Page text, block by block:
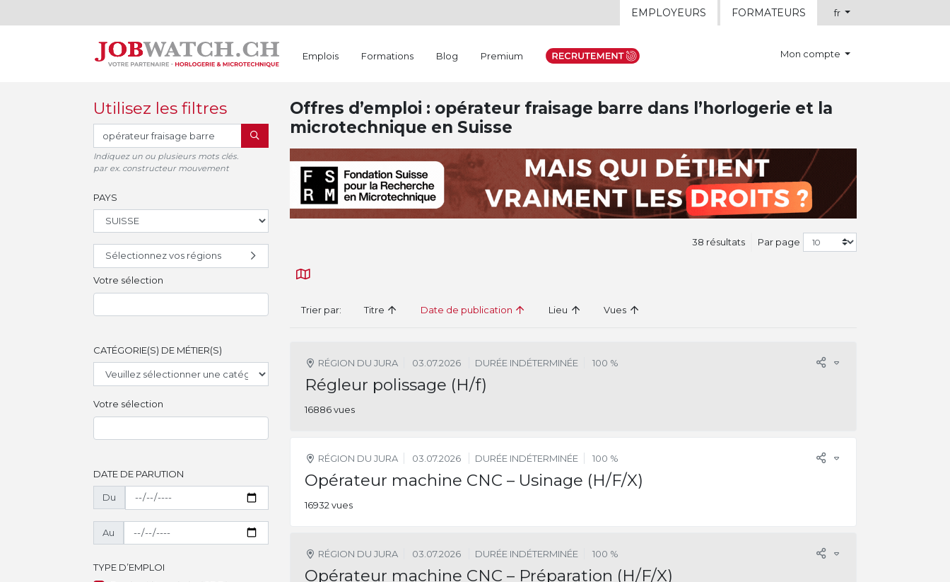
EMPLOYEURS FORMATEURS fr
Emplois Formations Blog Premium Mon compte
Utilisez les filtres
RECHERCHER
Indiquez un ou plusieurs mots clés.
par ex. constructeur mouvement
PAYS
Sélectionnez vos régions
Votre sélection
CATÉGORIE(S) DE MÉTIER(S)
Votre sélection
DATE DE PARUTION
Du
Au
TYPE D’EMPLOI
Offres d’emploi : opérateur fraisage barre dans l’horlogerie et la
microtechnique en Suisse
38 résultats Par page
Trier par: Titre Date de publication Lieu Vues
RÉGION DU JURA 03.07.2026 DURÉE INDÉTERMINÉE 100 %
Régleur polissage (H/f)
16886 vues
RÉGION DU JURA 03.07.2026 DURÉE INDÉTERMINÉE 100 %
Opérateur machine CNC – Usinage (H/F/X)
16932 vues
RÉGION DU JURA 03.07.2026 DURÉE INDÉTERMINÉE 100 %
Opérateur machine CNC – Préparation (H/F/X)